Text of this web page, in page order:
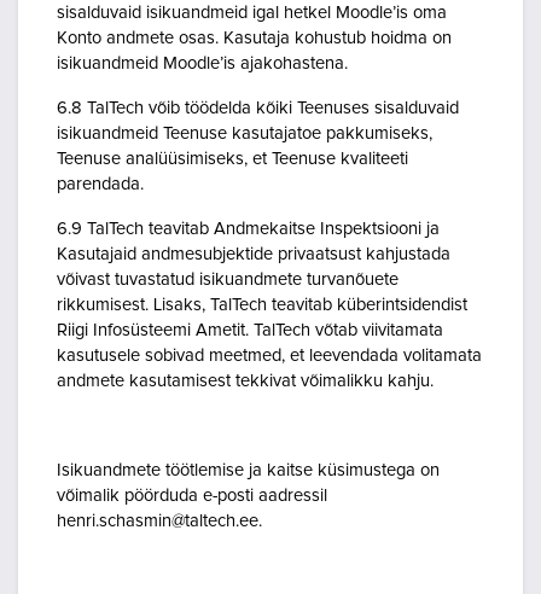
sisalduvaid isikuandmeid igal hetkel Moodle’is oma
Konto andmete osas. Kasutaja kohustub hoidma on
isikuandmeid Moodle’is ajakohastena.
6.8 TalTech võib töödelda kõiki Teenuses sisalduvaid
isikuandmeid Teenuse kasutajatoe pakkumiseks,
Teenuse analüüsimiseks, et Teenuse kvaliteeti
parendada.
6.9 TalTech teavitab Andmekaitse Inspektsiooni ja
Kasutajaid andmesubjektide privaatsust kahjustada
võivast tuvastatud isikuandmete turvanõuete
rikkumisest. Lisaks, TalTech teavitab küberintsidendist
Riigi Infosüsteemi Ametit. TalTech võtab viivitamata
kasutusele sobivad meetmed, et leevendada volitamata
andmete kasutamisest tekkivat võimalikku kahju.
Isikuandmete töötlemise ja kaitse küsimustega on
võimalik pöörduda e-posti aadressil
henri.schasmin@taltech.ee.